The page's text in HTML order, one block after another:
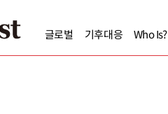
글로벌 기후대응 Who Is?